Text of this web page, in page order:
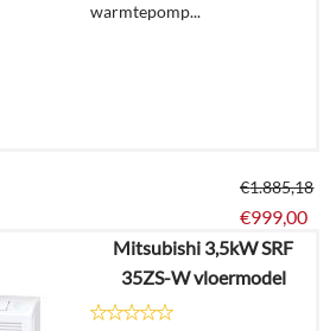
warmtepomp...
€1.885,18
€999,00
Details
Mitsubishi 3,5kW SRF
35ZS-W vloermodel